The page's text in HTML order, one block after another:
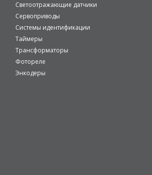
Светоотражающие датчики
Сервоприводы
Системы идентификации
Таймеры
Трансформаторы
Фотореле
Энкодеры